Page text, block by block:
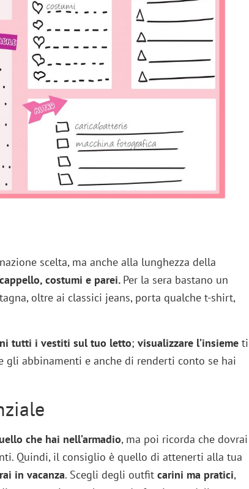
scelta, ma anche alla lunghezza della
cappello, costumi e parei. Per la sera bastano un
oltre ai classici jeans, porta qualche t-shirt,
tutti i vestiti sul tuo letto; visualizzare l’insiemeti
abbinamenti e anche di renderti conto se hai
che hai nell’armadio, ma poi ricorda che dovrai
Quindi, il consiglio è quello di attenerti alla tua
in vacanza. Scegli degli outfit carini ma pratici,